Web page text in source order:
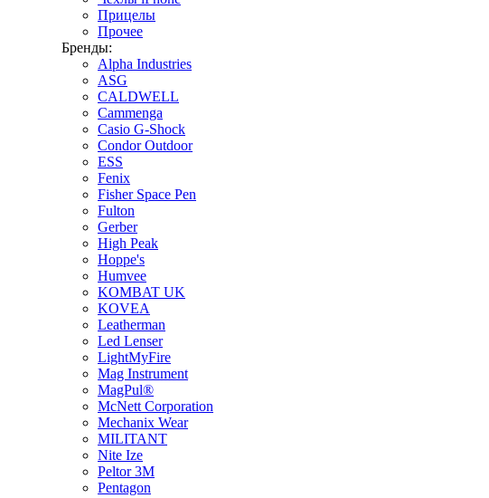
Прицелы
Прочее
Бренды:
Alpha Industries
ASG
CALDWELL
Cammenga
Casio G-Shock
Condor Outdoor
ESS
Fenix
Fisher Space Pen
Fulton
Gerber
High Peak
Hoppe's
Humvee
KOMBAT UK
KOVEA
Leatherman
Led Lenser
LightMyFire
Mag Instrument
MagPul®
McNett Corporation
Mechanix Wear
MILITANT
Nite Ize
Peltor 3M
Pentagon